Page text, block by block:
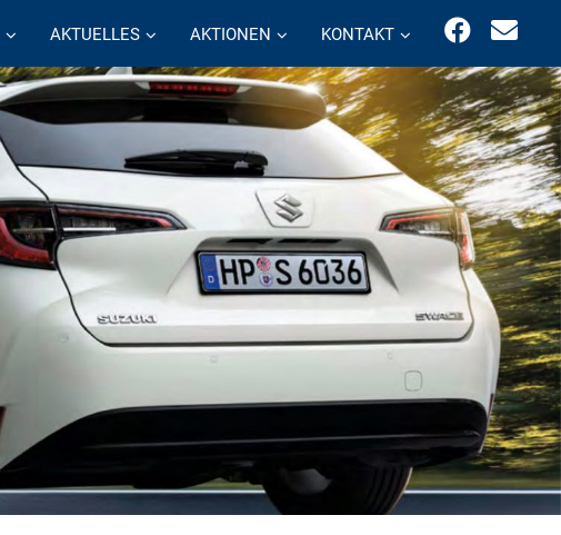
AKTUELLES AKTIONEN KONTAKT